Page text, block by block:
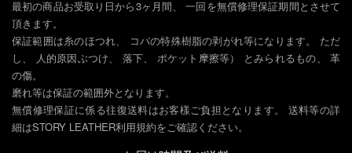
最初の商品お受取り日から3ヶ月間、 一回を無償修理保証期間とさせて
頂きます。
保証範囲は糸のほつれ、 コバの特殊樹脂の剥がれ等になります。 ただ
し、 人的原因ぶつけ、 落下、 ポケット摩擦等） とみられるもの、 革
の傷。
磨れ等は保証の範囲外となります。
無償修理保証に係る往復送料はお客樣ご負担となります。 送料等の詳
細はSTORY LEATHER利用規約をご確認ください。